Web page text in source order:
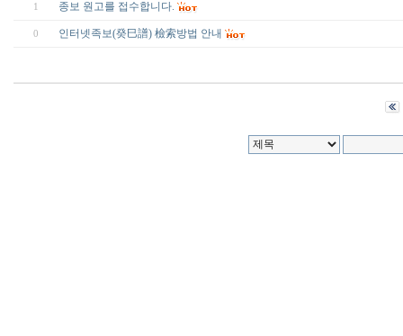
1 종보 원고를 접수합니다.
0 인터넷족보(癸巳譜) 檢索방법 안내